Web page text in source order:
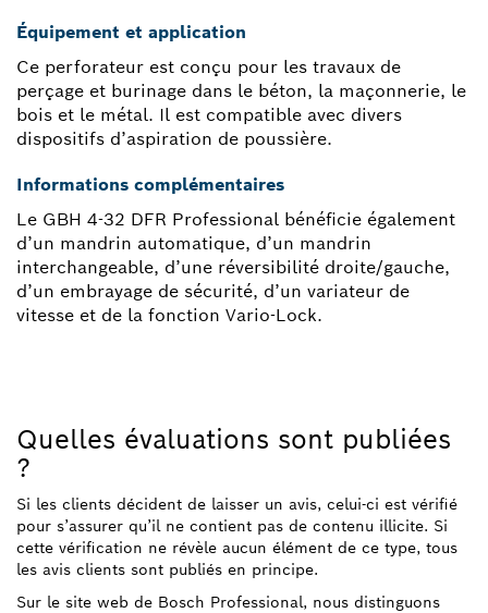
Équipement et application
Ce perforateur est conçu pour les travaux de
perçage et burinage dans le béton, la maçonnerie, le
bois et le métal. Il est compatible avec divers
dispositifs d’aspiration de poussière.
Informations complémentaires
Le GBH 4-32 DFR Professional bénéficie également
d’un mandrin automatique, d’un mandrin
interchangeable, d’une réversibilité droite/gauche,
d’un embrayage de sécurité, d’un variateur de
vitesse et de la fonction Vario-Lock.
Quelles évaluations sont publiées
?
Si les clients décident de laisser un avis, celui-ci est vérifié
pour s’assurer qu’il ne contient pas de contenu illicite. Si
cette vérification ne révèle aucun élément de ce type, tous
les avis clients sont publiés en principe.
Sur le site web de Bosch Professional, nous distinguons